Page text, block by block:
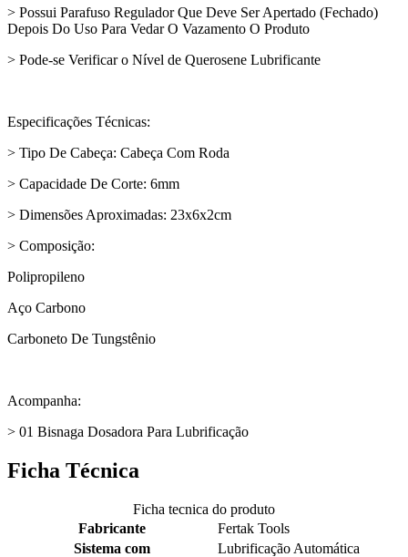
> Possui Parafuso Regulador Que Deve Ser Apertado (Fechado)
Depois Do Uso Para Vedar O Vazamento O Produto
> Pode-se Verificar o Nível de Querosene Lubrificante
Especificações Técnicas:
> Tipo De Cabeça: Cabeça Com Roda
> Capacidade De Corte: 6mm
> Dimensões Aproximadas: ‎23x6x2cm
> Composição:
Polipropileno
Aço Carbono
Carboneto De Tungstênio
Acompanha:
> 01 Bisnaga Dosadora Para Lubrificação
Ficha Técnica
Ficha tecnica do produto
Fabricante
Fertak Tools
Sistema com
Lubrificação Automática